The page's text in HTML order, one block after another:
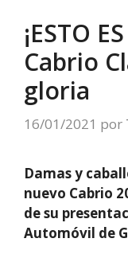
¡ESTO
Cabrio
gloria
16/01/2021 por
Damas y
nuevo Cabrio
de su
Automóvil de